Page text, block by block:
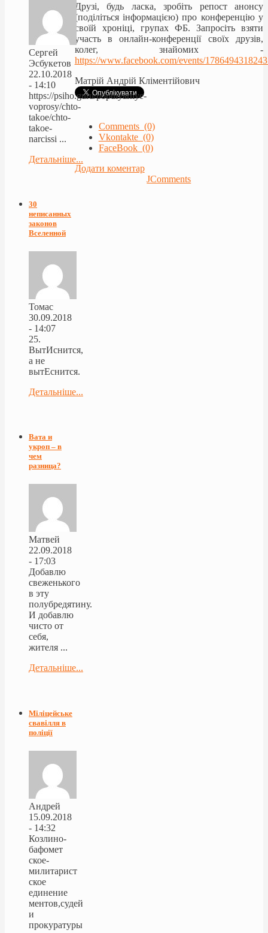
Друзі, будь ласка, зробіть репост анонсу
(поділіться інформацією) про конференцію у
своїй хроніці, групах ФБ. Запросіть взяти
участь в онлайн-конференції своїх друзів,
колег, знайомих -
https://www.facebook.com/events/
Матрій Андрій Кліментійович
Comments (0)
Vkontakte (0)
FaceBook (0)
Додати коментар
JComments
Сергей
Эсбукетов
22.10.2018
- 14:10
https://psiho.guru/populyarnye-
voprosy/chto-
takoe/chto-
takoe-
narcissi ...
Детальніше...
30
неписанных
законов
Вселенной
Томас
30.09.2018
- 14:07
25.
ВытИснится,
а не
вытЕснится.
Детальніше...
Вата и
укроп – в
чем
разница?
Матвей
22.09.2018
- 17:03
Добавлю
свеженького
в эту
полубредятину.
И добавлю
чисто от
себя,
жителя ...
Детальніше...
Міліцейське
свавілля в
поліції
Андрей
15.09.2018
- 14:32
Козлино-
бафомет
ское-
милитарист
ское
единение
ментов,судей
и
прокуратуры